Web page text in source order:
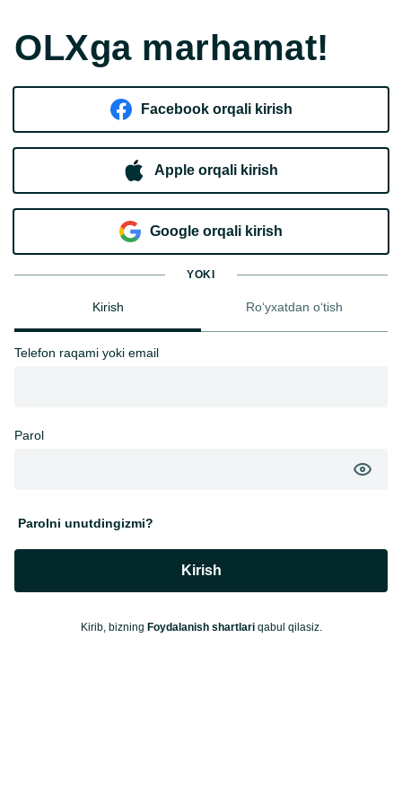
OLXga marhamat!
Facebook orqali kirish​
Apple orqali kirish
Goo​g​le orqali kirish
YOKI
Kirish Ro‘yxatdan o‘tish
Telefon raqami yoki email
Parol
Parolni unutdingizmi?
Kirish
Kirib, bizning Foydalanish shartlariqabul qilasiz.